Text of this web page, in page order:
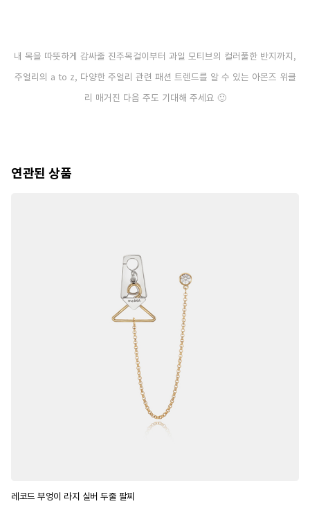
내 목을 따뜻하게 감싸줄 진주목걸이부터 과일 모티브의 컬러풀한 반지까지,
주얼리의 a to z, 다양한 주얼리 관련 패션 트렌드를 알 수 있는 아몬즈 위클
리 매거진 다음 주도 기대해 주세요 🙂
연관된 상품
레코드 부엉이 라지 실버 두줄 팔찌